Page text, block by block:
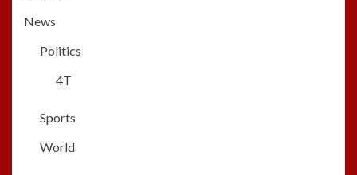
News
Politics
4T
Sports
World